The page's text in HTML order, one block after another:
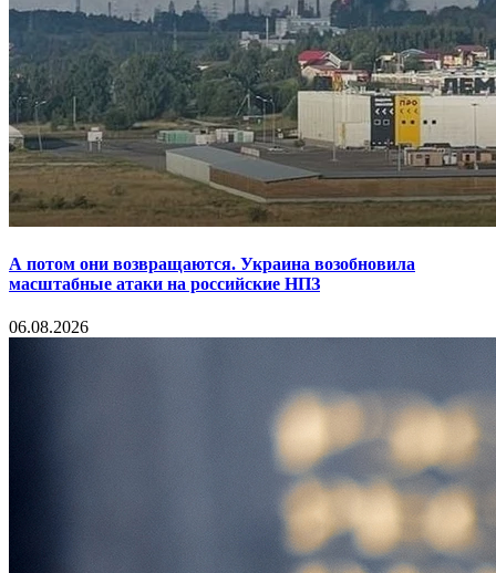
А потом они возвращаются. Украина возобновила
масштабные атаки на российские НПЗ
06.08.2026